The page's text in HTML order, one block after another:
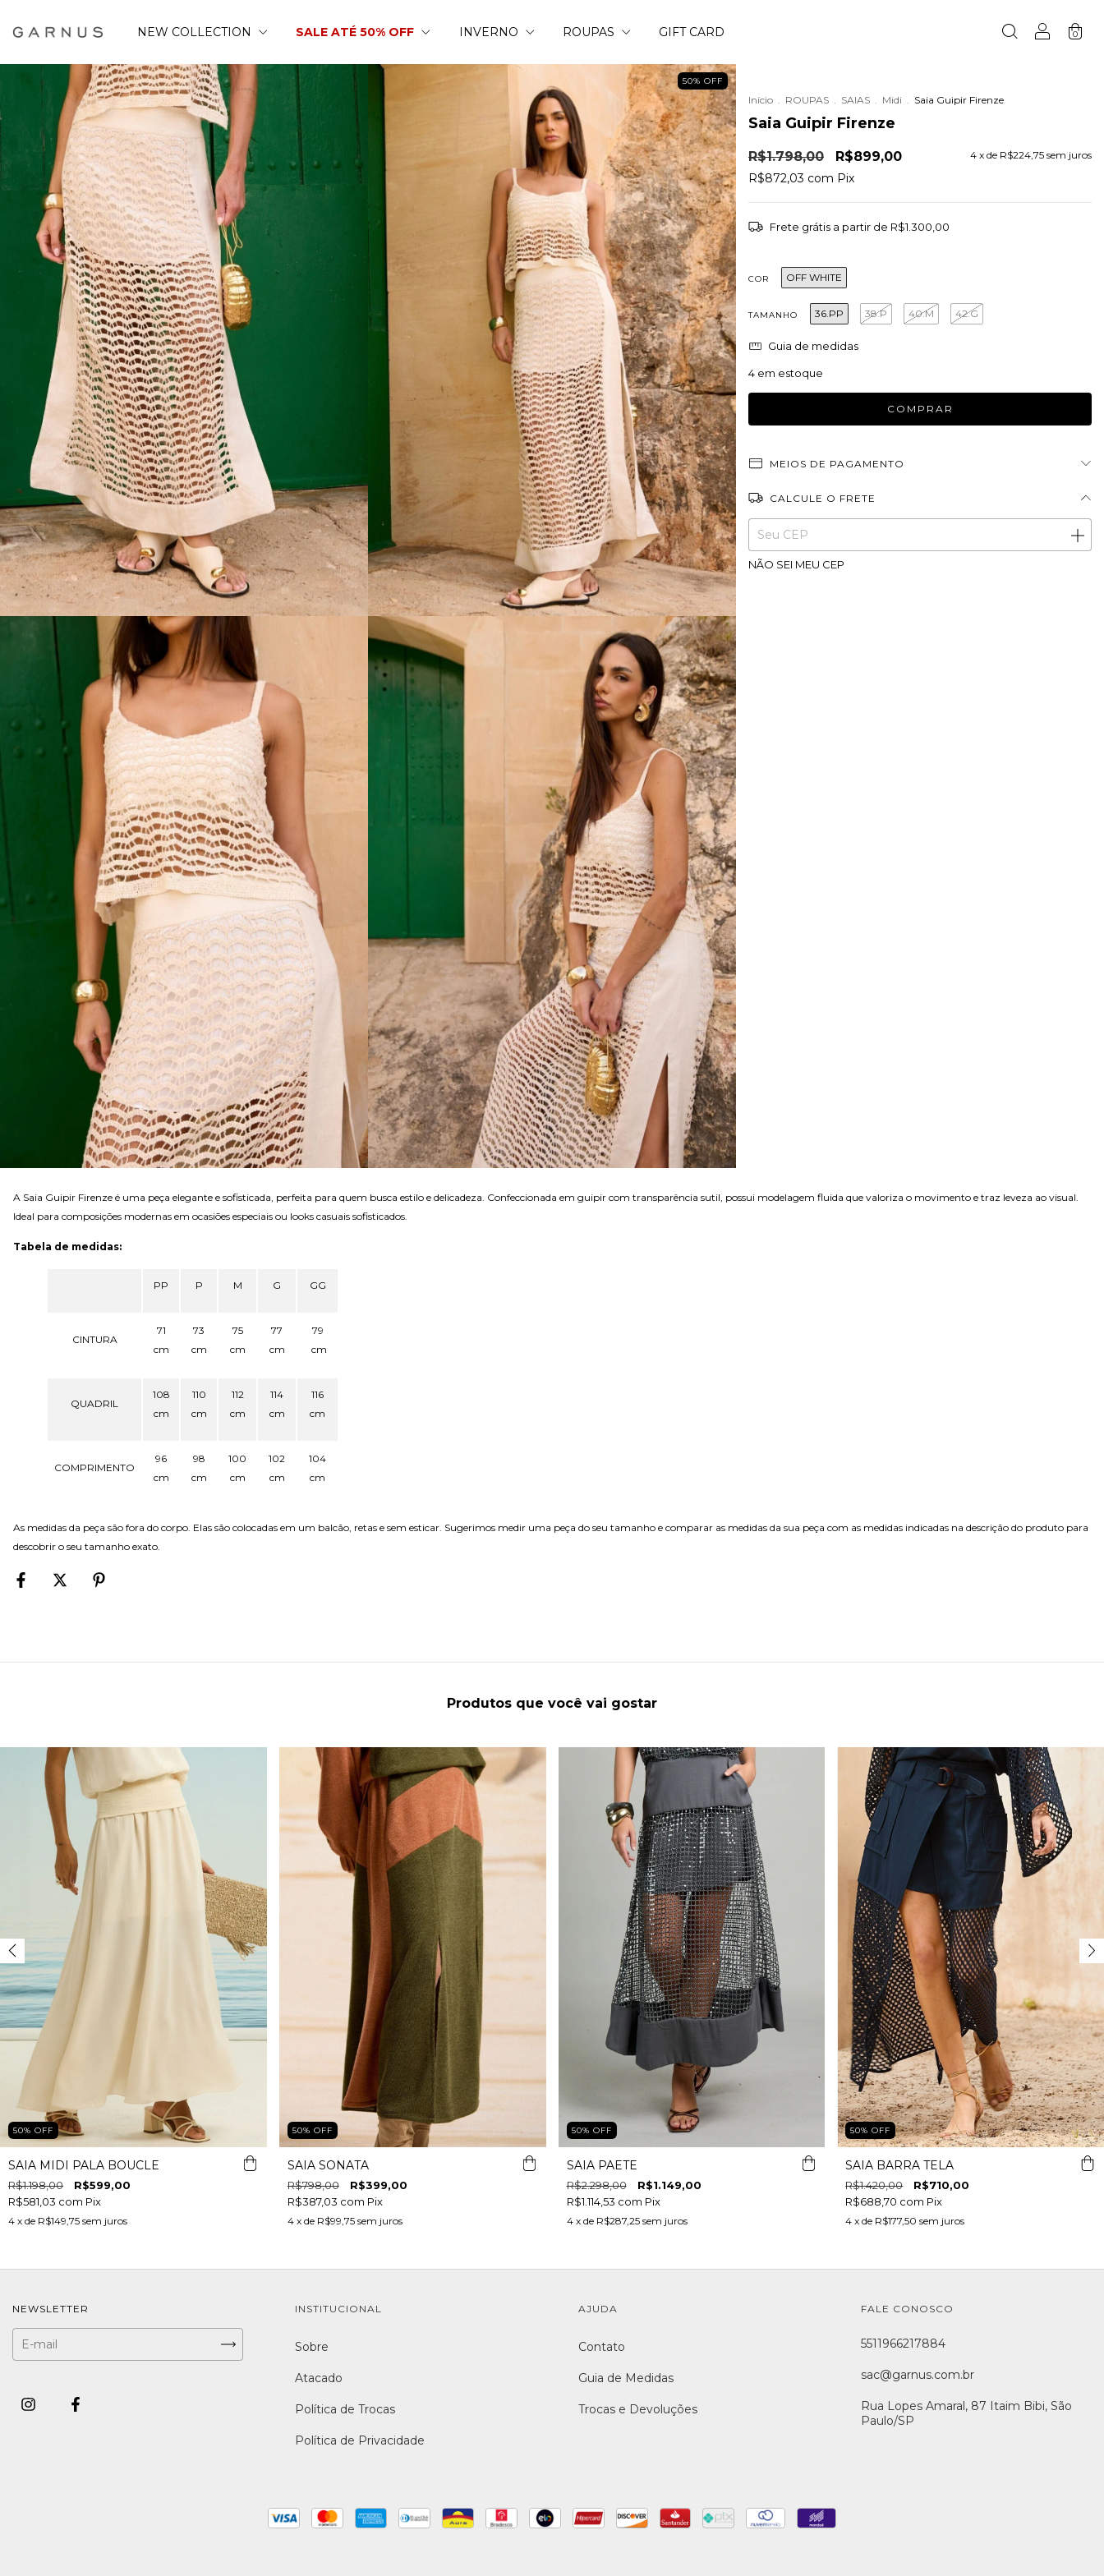
NEW COLLECTION SALE ATÉ 50% OFF INVERNO ROUPAS GIFT CARD 0
50% OFF
Início ROUPAS SAIAS Midi Saia Guipir Firenze
Saia Guipir Firenze
R$1.798,00 R$899,00 4 x de R$224,75 sem juros
R$872,03 com Pix
Frete grátis a partir de R$1.300,00
COR OFF WHITE
TAMANHO 36.PP 38.P 40.M 42.G
Guia de medidas
4 em estoque
MEIOS DE PAGAMENTO
CALCULE O FRETE
Entregas para o CEP: ALTERAR CEP
NÃO SEI MEU CEP
A Saia Guipir Firenze é uma peça elegante e sofisticada, perfeita para quem busca estilo e delicadeza. Confeccionada em guipir com transparência sutil, possui modelagem fluida que valoriza o movimento e traz leveza ao visual.
Ideal para composições modernas em ocasiões especiais ou looks casuais sofisticados.
Tabela de medidas:
PP P M G GG
CINTURA
71
cm
73
cm
75
cm
77
cm
79
cm
QUADRIL
108
cm
110
cm
112
cm
114
cm
116
cm
COMPRIMENTO
96
cm
98
cm
100
cm
102
cm
104
cm
As medidas da peça são fora do corpo. Elas são colocadas em um balcão, retas e sem esticar. Sugerimos medir uma peça do seu tamanho e comparar as medidas da sua peça com as medidas indicadas na descrição do produto para
descobrir o seu tamanho exato.
Produtos que você vai gostar
50% OFF
SAIA MIDI PALA BOUCLE
R$1.198,00
R$599,00
R$581,03 com Pix
4 x de R$149,75 sem juros
50% OFF
SAIA SONATA
R$798,00
R$399,00
R$387,03 com Pix
4 x de R$99,75 sem juros
50% OFF
SAIA PAETE
R$2.298,00
R$1.149,00
R$1.114,53 com Pix
4 x de R$287,25 sem juros
50%OFF
SAIA BARRA TELA
R$1.420,00
R$710,00
R$688,70 com Pix
4 x de R$177,50 sem juros
NEWSLETTER INSTITUCIONAL
Sobre
Atacado
Política de Trocas
Política de Privacidade
AJUDA
Contato
Guia de Medidas
Trocas e Devoluções
FALE CONOSCO
5511966217884
sac@garnus.com.br
Rua Lopes Amaral, 87 Itaim Bibi, São
Paulo/SP